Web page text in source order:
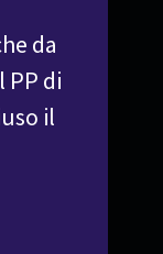
da
PP di
il